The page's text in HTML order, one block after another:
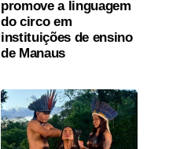
promove a linguagem
do circo em
instituições de ensino
de Manaus